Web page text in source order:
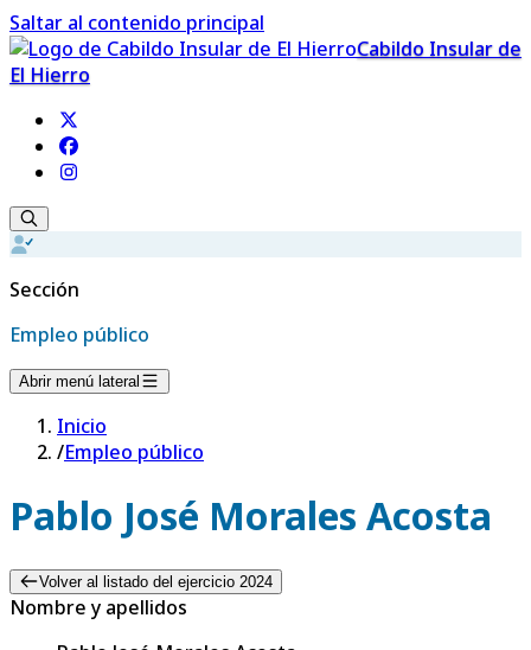
Saltar al contenido principal
Cabildo Insular de
El Hierro
Sección
Empleo público
Abrir menú lateral
Inicio
/Empleo público
Pablo José Morales Acosta
Volver al listado del ejercicio 2024
Nombre y apellidos